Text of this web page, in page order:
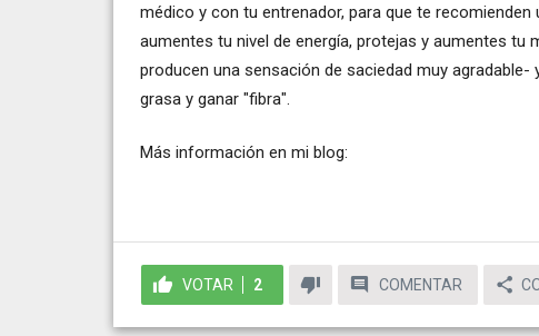
médico y con tu entrenador, para que te
aumentes tu nivel de energía, protejas y aumentes tu
producen una sensación de saciedad muy
grasa y ganar "fibra".
Más información en mi blog:
VOTAR 2 COMENTAR